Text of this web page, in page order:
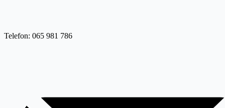
Telefon: 065 981 786